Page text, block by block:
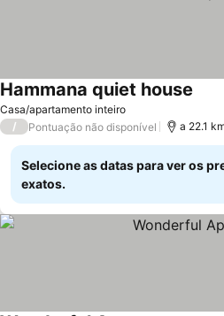
Casa/apartamento inteiro
Hammana quiet house
/ Pontuação não disponível a 22.1
Selecione as datas para ver os
exatos.